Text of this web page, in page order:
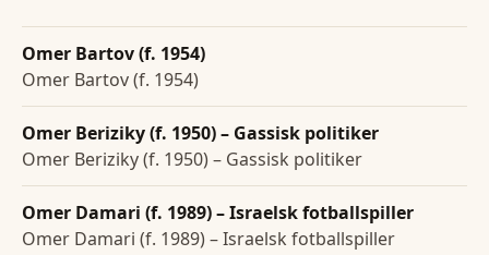
Omer Bartov (f. 1954)
Omer Bartov (f. 1954)
Omer Beriziky (f. 1950) – Gassisk politiker
Omer Beriziky (f. 1950) – Gassisk politiker
Omer Damari (f. 1989) – Israelsk fotballspiller
Omer Damari (f. 1989) – Israelsk fotballspiller